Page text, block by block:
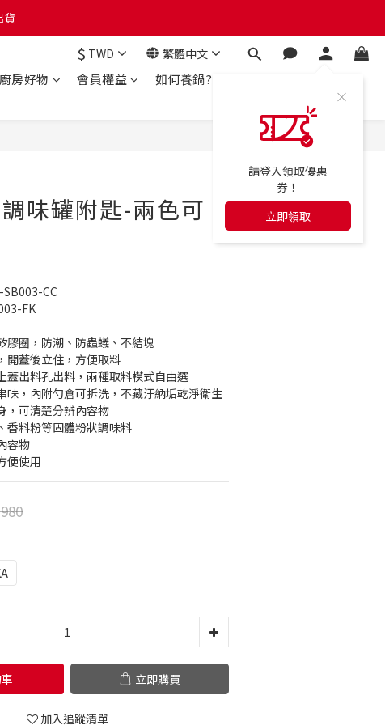
貨
貨
$ TWD 繁體中文
請登入領取優惠
券！
立即領取
廚房好物 會員權益 如何養鍋?
味罐附匙-兩色可
CC
FK
圈，防潮、防蟲蟻、不結塊
開蓋後立住，方便取料
出料孔出料，兩種取料模式自由選
，內附勺倉可拆洗，不藏汙納垢乾淨衛生
，可清楚分辨內容物
香料粉等固體粉狀調味料
容物
便使用
立即購買
加入追蹤清單